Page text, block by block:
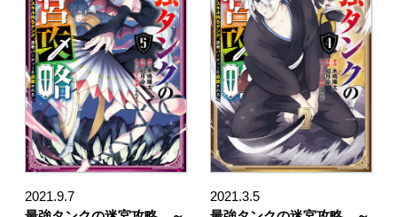
2021.9.7
2021.3.5